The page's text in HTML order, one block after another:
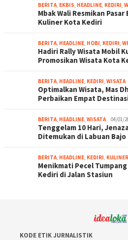
BERITA EKBIS HEADLINE KEDIRI
Mbak Wali Resmikan
Kuliner Kota Kediri
BERITA HEADLINE HOBI KEDIRI
Hadiri Rally Wisata Mobil
Promosikan Wisata Kota
BERITA HEADLINE KEDIRI WISATA
Optimalkan Wisata, Mas
Perbaikan Empat
BERITA HEADLINE WISATA 04/01/
Tenggelam 10 Hari,
Ditemukan di Labuan Bajo
BERITA HEADLINE KEDIRI KULINER
Menikmati Pecel
Kediri di Jalan Stasiun
KODE ETIK JURNALISTIK